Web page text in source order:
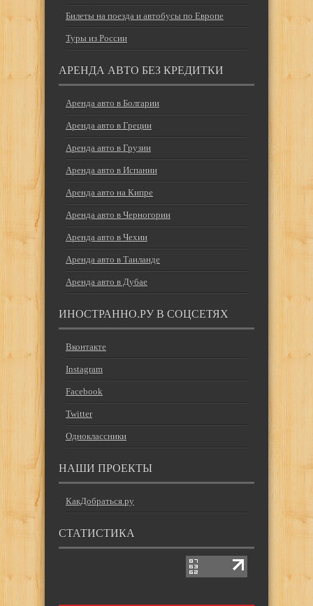
Билеты на поезда и автобусы по Европе
Туры из России
АРЕНДА АВТО БЕЗ КРЕДИТКИ
Аренда авто в Болгарии
Аренда авто в Греции
Аренда авто в Грузии
Аренда авто в Испании
Аренда авто на Кипре
Аренда авто в Черногории
Аренда авто в Чехии
Аренда авто в Таиланде
Аренда авто в Дубае
ИНОСТРАННО.РУ В СОЦСЕТЯХ
Вконтакте
Instagram
Facebook
Twitter
Одноклассники
НАШИ ПРОЕКТЫ
КакДобраться.ру
СТАТИСТИКА